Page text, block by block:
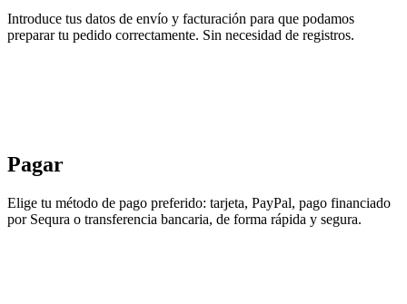
Introduce tus datos de envío y facturación para que podamos
preparar tu pedido correctamente. Sin necesidad de registros.
Pagar
Elige tu método de pago preferido: tarjeta, PayPal, pago financiado
por Sequra o transferencia bancaria, de forma rápida y segura.